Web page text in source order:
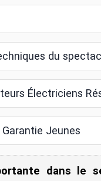
du
Électriciens
Jeunes
dans le